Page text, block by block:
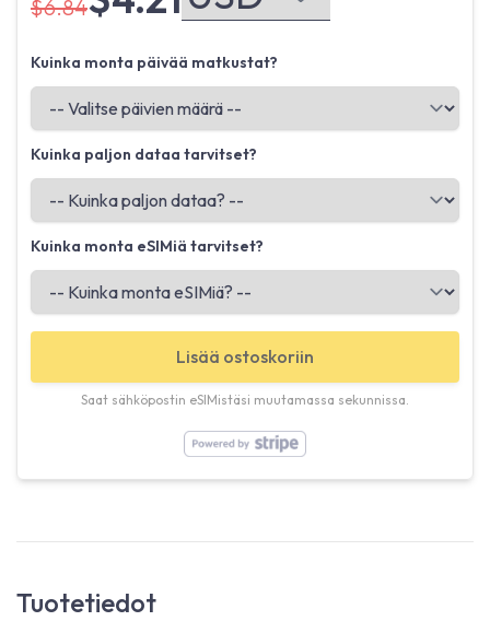
$6.84
Kuinka monta päivää matkustat?
Kuinka paljon dataa tarvitset?
Kuinka monta eSIMiä tarvitset?
Lisää ostoskoriin
Saat sähköpostin eSIMistäsi muutamassa sekunnissa.
Tuotetiedot